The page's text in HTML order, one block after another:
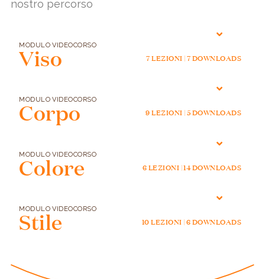
nostro percorso
MODULO VIDEOCORSO
Viso 7 LEZIONI | 7 DOWNLOADS
MODULO VIDEOCORSO
Corpo 9 LEZIONI | 5 DOWNLOADS
MODULO VIDEOCORSO
Colore 6 LEZIONI | 14 DOWNLOADS
MODULO VIDEOCORSO
Stile 10 LEZIONI | 6 DOWNLOADS